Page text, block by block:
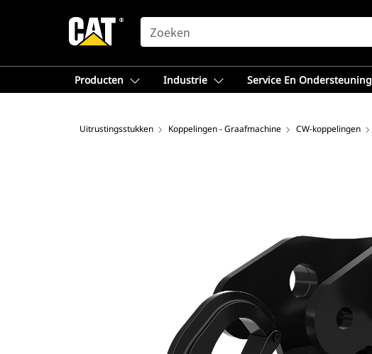
SEARCH
Producten Industrie Service En Ondersteuning
Uitrustingsstukken Koppelingen - Graafmachine CW-koppelingen